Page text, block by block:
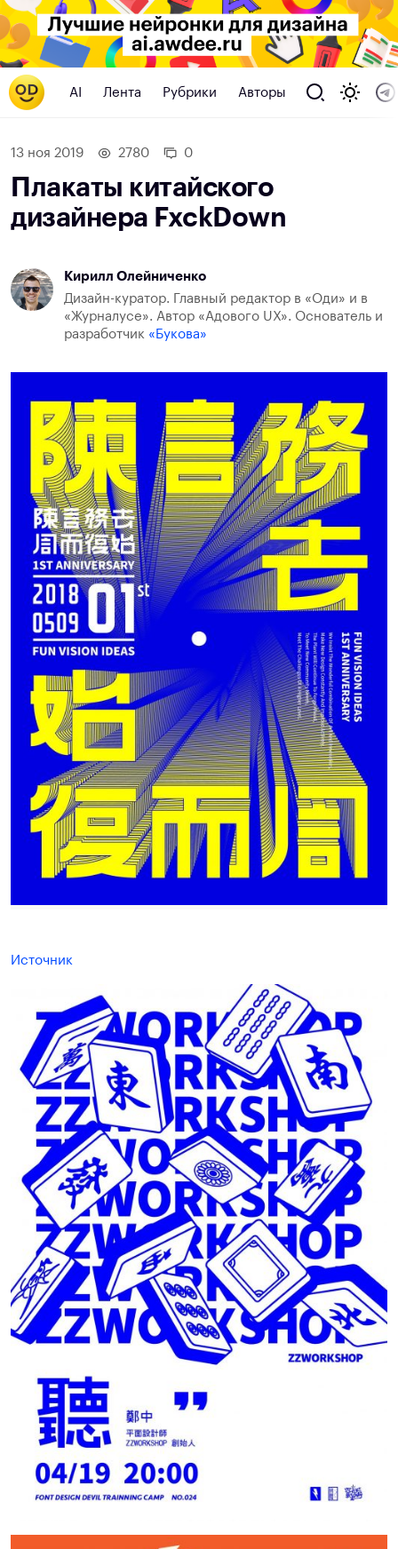
AI Лента Рубрики Авторы
13 ноя 2019 2780 0
Плакаты китайского
дизайнера FxckDown
Кирилл Олейниченко
Дизайн-куратор. Главный редактор в «Оди» и в
«Журналусе». Автор «Адового UX». Основатель и
разработчик «Букова»
Источник